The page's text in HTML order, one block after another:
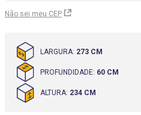
Não sei meu CEP
LARGURA: 273 CM
PROFUNDIDADE: 60 CM
ALTURA: 234 CM